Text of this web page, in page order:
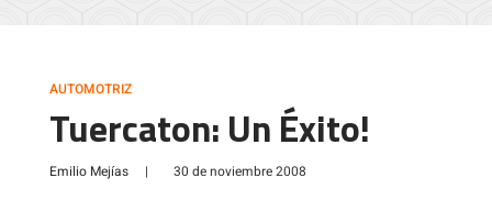
AUTOMOTRIZ
Tuercaton: Un Éxito!
Emilio Mejías | 30 de noviembre 2008